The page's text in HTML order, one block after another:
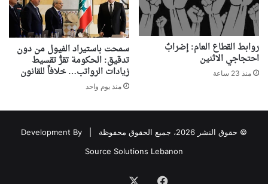
روابط القطاع العام: إضرابٌ
احتجاجي الاثنين
منذ 23 ساعة
سمحت باستيراد الفيول من دون
تدقيق: الحكومة تقرُّ تقسيط
زيادات الرواتب… خلافاً للقانون
منذ يوم واحد
© حقوق النشر 2026، جميع الحقوق محفوظة |
Development By
Source Solutions Lebanon
فيسبوك